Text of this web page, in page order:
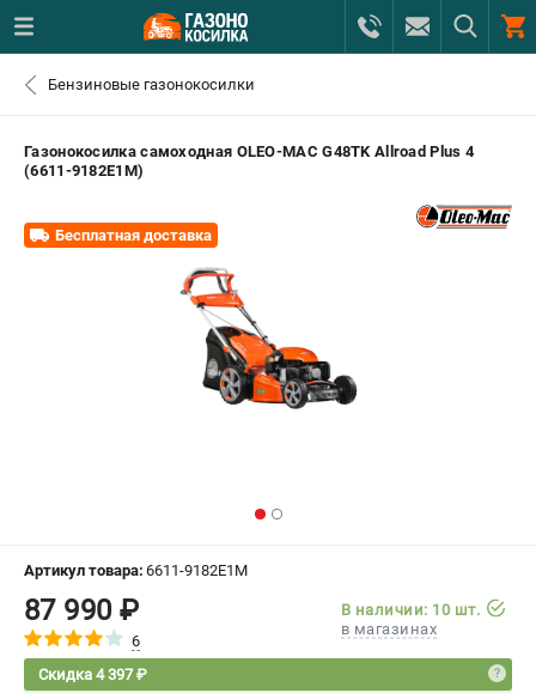
МАГАЗИНЫ
ИЗБРАННОЕ
СРАВНЕНИЕ ( 0 )
ВХОД ИЛИ РЕГИСТРАЦИЯ
ЗАКАЗАТЬ ЗАПЧАСТЬ
+7 (8112) 59-12-69 - ЗАКАЗ ЗАПЧАСТЕЙ
0 ₽
Бензиновые газонокосилки
Газонокосилка самоходная OLEO-MAC G48TK Allroad Plus 4
(6611-9182E1M)
Бесплатная доставка
Артикул товара: 6611-9182E1M
87 990 ₽
6
В наличии: 10 шт.
в магазинах
Скидка 4 397 ₽